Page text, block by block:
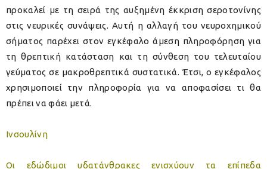
προκαλεί με τη σειρά της αυξημένη έκκριση σεροτονίνης
στις νευρικές συνάψεις. Αυτή η αλλαγή του νευροχημικού
σήματος παρέχει στον εγκέφαλο άμεση πληροφόρηση για
τη θρεπτική κατάσταση και τη σύνθεση του τελευταίου
γεύματος σε μακροθρεπτικά συστατικά. Έτσι, ο εγκέφαλος
χρησιμοποιεί την πληροφορία για να αποφασίσει τι θα
πρέπει να φάει μετά.
Ινσουλίνη
Οι εδώδιμοι υδατάνθρακες ενισχύουν τα επίπεδα